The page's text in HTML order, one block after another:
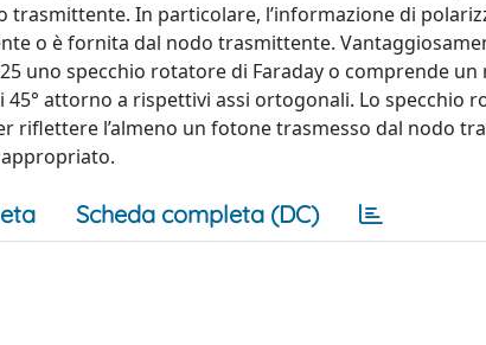
trasmittente. In particolare, l’informazione di
o è fornita dal nodo trasmittente.
uno specchio rotatore di Faraday o comprende
attorno a rispettivi assi ortogonali. Lo specchio
riflettere l’almeno un fotone trasmesso dal nodo
Scheda completa (DC)